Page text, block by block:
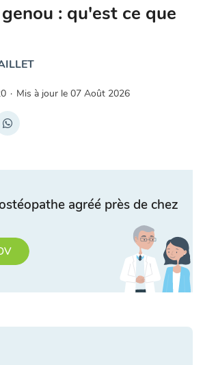
: qu'est ce que
· Mis à jour le 07 Août 2026
agréé près de chez